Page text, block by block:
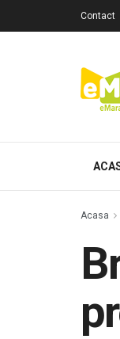
Contact
Acasa